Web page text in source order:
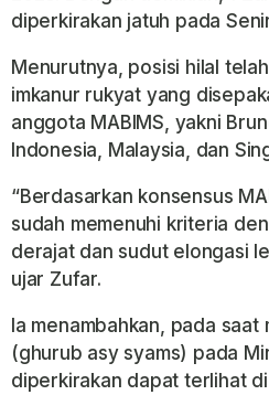
diperkirakan jatuh pada
Menurutnya, posisi hilal
imkanur rukyat yang
anggota MABIMS, yakni
Indonesia, Malaysia, dan
“Berdasarkan konsensus
sudah memenuhi kriteria
derajat dan sudut elongasi
ujar Zufar.
Ia menambahkan, pada
(ghurub asy syams) pada
diperkirakan dapat terlihat